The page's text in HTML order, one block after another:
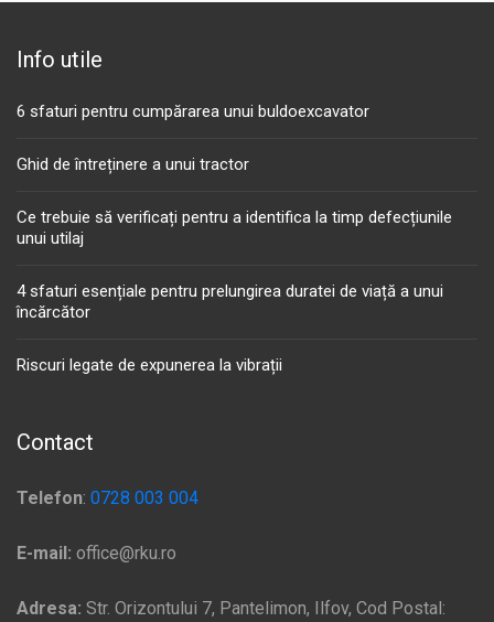
Info utile
6 sfaturi pentru cumpărarea unui buldoexcavator
Ghid de întreținere a unui tractor
Ce trebuie să verificați pentru a identifica la timp defecțiunile
unui utilaj
4 sfaturi esențiale pentru prelungirea duratei de viață a unui
încărcător
Riscuri legate de expunerea la vibrații
Contact
Telefon: 0728 003 004
E-mail: office@rku.ro
Adresa: Str. Orizontului 7, Pantelimon, Ilfov, Cod Postal: